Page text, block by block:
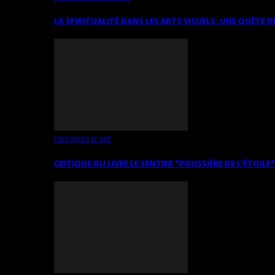
LA SPIRITUALITÉ DANS LES ARTS VISUELS: UNE QUÊTE
CRITIQUES D’ART
CRITIQUE DU LIVRE LE SENTIER *POUSSIÈRE DE L’ÉTOILE*